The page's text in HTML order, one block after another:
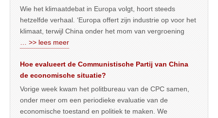
Wie het klimaatdebat in Europa volgt, hoort steeds
hetzelfde verhaal. ‘Europa offert zijn industrie op voor het
klimaat, terwijl China onder het mom van vergroening
… >> lees meer
Hoe evalueert de Communistische Partij van China
de economische situatie?
Vorige week kwam het politbureau van de CPC samen,
onder meer om een periodieke evaluatie van de
economische toestand en politiek te maken. We